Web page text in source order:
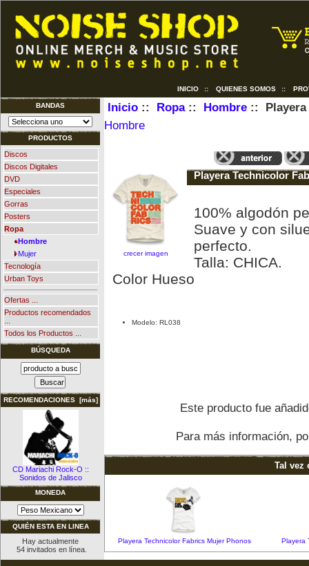
INICIO :: QUIENES SOMOS ::
BANDAS
PRODUCTOS
Discos
Discos Digitales
DVD
Especiales
Gorras
Posters
Ropa
Hombre
Mujer
Tecnología
Urban Toys
Ofertas ...
Productos recomendados
Todos los Productos ...
BÚSQUEDA
RECOMENDACIONES [más]
CD Mariachi Rock-O ::
Sonidos de Jalisco
MONEDA
QUIÉN ESTA EN LINEA
Hay actualmente
54 invitados en línea.
Inicio:: Ropa:: Hombre:: Playera
Hombre
crecer imagen
Playera Technicolor
100% algodón
Suave y con
perfecto.
Talla: CHICA.
Color Hueso
Modelo: RL038
Este producto fue
Para más información,
Tal vez
Playera Technicolor Fabrics Mujer Phonos Playera